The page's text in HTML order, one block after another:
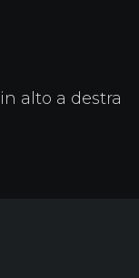
alto a destra